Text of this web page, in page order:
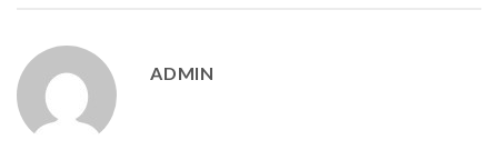
ADMIN